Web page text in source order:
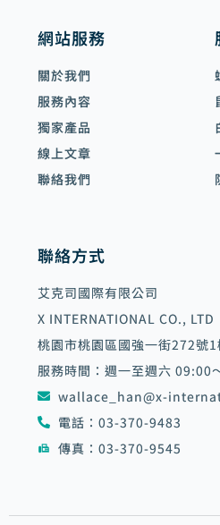
網站服務
關於我們
服務內容
獨家產品
線上文章
聯絡我們
聯絡方式
艾克司國際有限公司
X INTERNATIONAL CO., LTD
桃園市桃園區國強一街272號1
服務時間：週一至週六 09:00
wallace_han@x-
電話：03-370-9483
傳真：03-370-9545